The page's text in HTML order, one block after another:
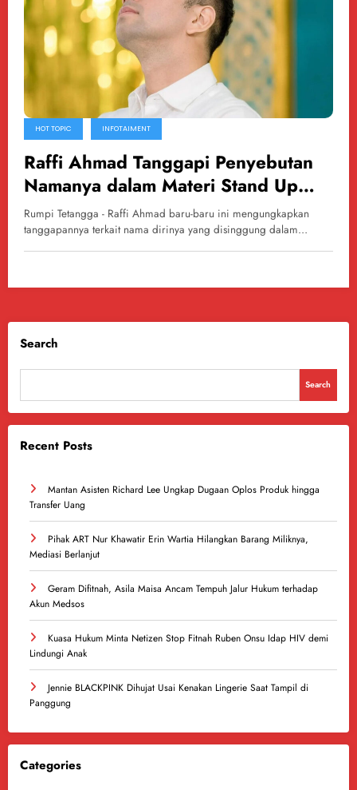
HOT TOPIC INFOTAIMENT
Raffi Ahmad Tanggapi Penyebutan
Namanya dalam Materi Stand Up
Comedy Pandji Pragiwaksono di
Mens Rea
Rumpi Tetangga - Raffi Ahmad baru-baru ini mengungkapkan
tanggapannya terkait nama dirinya yang disinggung dalam…
Search
Search
Recent Posts
Mantan Asisten Richard Lee Ungkap Dugaan Oplos Produk hingga
Transfer Uang
Pihak ART Nur Khawatir Erin Wartia Hilangkan Barang Miliknya,
Mediasi Berlanjut
Geram Difitnah, Asila Maisa Ancam Tempuh Jalur Hukum terhadap
Akun Medsos
Kuasa Hukum Minta Netizen Stop Fitnah Ruben Onsu Idap HIV demi
Lindungi Anak
Jennie BLACKPINK Dihujat Usai Kenakan Lingerie Saat Tampil di
Panggung
Categories